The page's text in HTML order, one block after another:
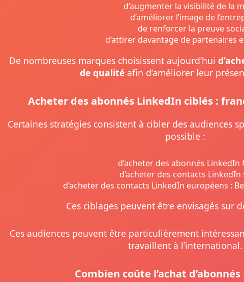
d’augmenter la visibilité de la
d’améliorer l’image de
de renforcer la preuve
d’attirer davantage de partenaires
De nombreuses marques choisissent aujourd’hui
de qualitéafin d’améliorer leur
Acheter des abonnés LinkedIn ciblés :
Certaines stratégies consistent à cibler des audiences
possible :
d’acheter des abonnés LinkedIn
d’acheter des contacts LinkedIn
d’acheter des contacts LinkedIn européens :
Ces ciblages peuvent être envisagés sur
Ces audiences peuvent être particulièrement
travaillent à l’international.
Combien coûte l’achat